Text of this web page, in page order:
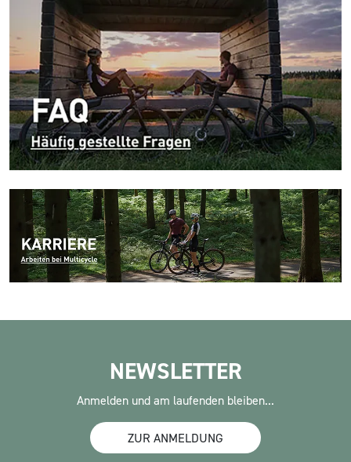
NEWSLETTER
Anmelden und am laufenden bleiben...
ZUR ANMELDUNG